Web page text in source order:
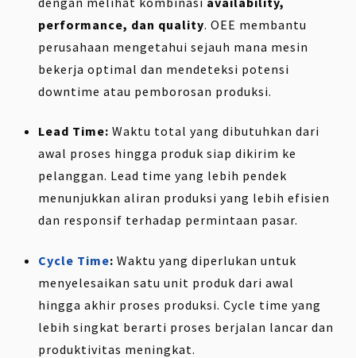
performance, dan quality. OEE membantu
perusahaan mengetahui sejauh mana mesin
bekerja optimal dan mendeteksi potensi
downtime atau pemborosan produksi.
Lead Time: Waktu total yang dibutuhkan dari
awal proses hingga produk siap dikirim ke
pelanggan. Lead time yang lebih pendek
menunjukkan aliran produksi yang lebih efisien
dan responsif terhadap permintaan pasar.
Cycle Time: Waktu yang diperlukan untuk
menyelesaikan satu unit produk dari awal
hingga akhir proses produksi. Cycle time yang
lebih singkat berarti proses berjalan lancar dan
produktivitas meningkat.